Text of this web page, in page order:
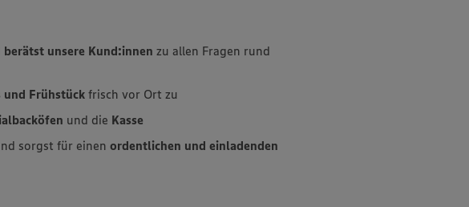
berätst unsere Kund:innen zu allen Fragen rund
und Frühstück frisch vor Ort zu
und die Kasse
sorgst für einenordentlichen und einladenden